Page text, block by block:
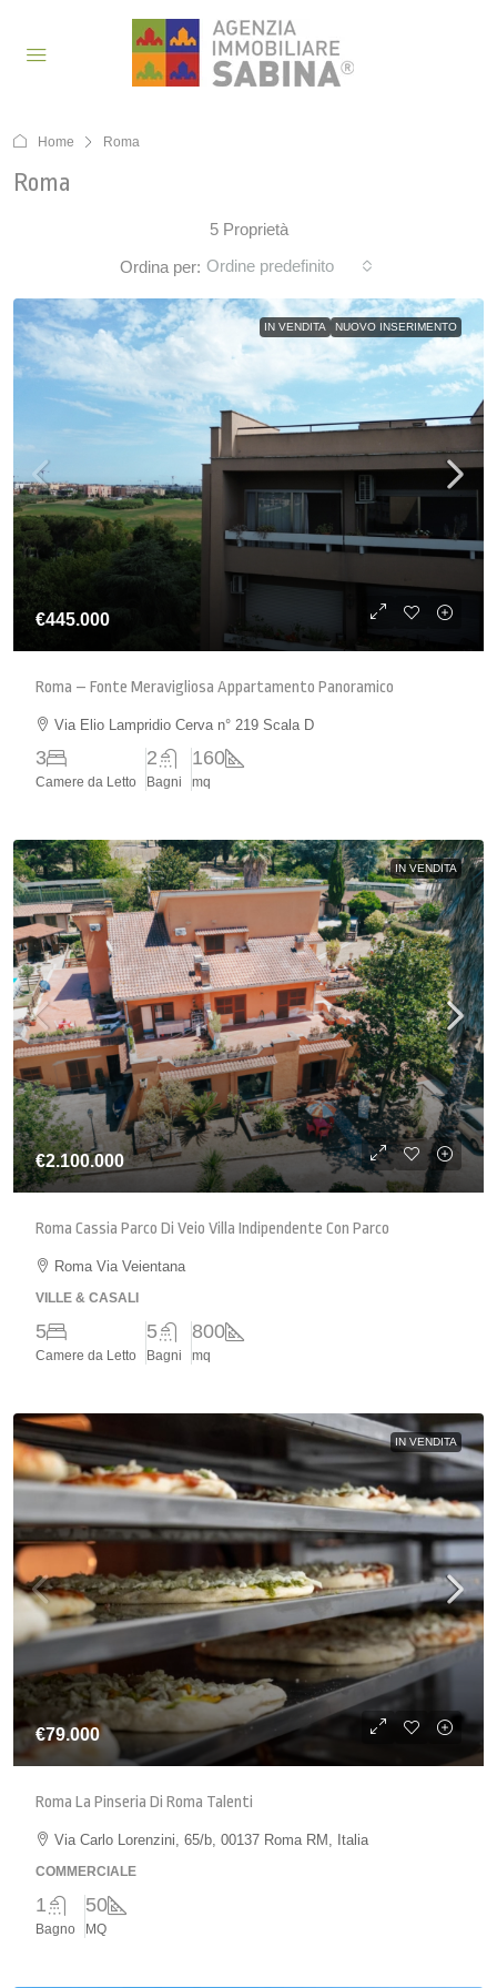
Home Roma
Roma
5 Proprietà
Ordina per: Ordine predefinito
IN VENDITA NUOVO INSERIMENTO
€445.000
Roma – Fonte Meravigliosa Appartamento Panoramico
Via Elio Lampridio Cerva n° 219 Scala D
3
Camere da Letto
2
Bagni
160
mq
IN VENDITA
€2.100.000
Roma Cassia Parco Di Veio Villa Indipendente Con Parco
Roma Via Veientana
VILLE & CASALI
5
Camere da Letto
5
Bagni
800
mq
IN VENDITA
€79.000
Roma La Pinseria Di Roma Talenti
Via Carlo Lorenzini, 65/b, 00137 Roma RM, Italia
COMMERCIALE
1
Bagno
50
MQ